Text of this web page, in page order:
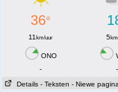
36°
11km/uur 5
ONO
-
-
Details - Teksten - Niewe pagina